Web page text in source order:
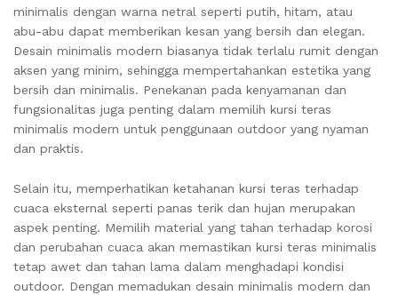
minimalis dengan warna netral seperti putih, hitam, atau
abu-abu dapat memberikan kesan yang bersih dan elegan.
Desain minimalis modern biasanya tidak terlalu rumit dengan
aksen yang minim, sehingga mempertahankan estetika yang
bersih dan minimalis. Penekanan pada kenyamanan dan
fungsionalitas juga penting dalam memilih kursi teras
minimalis modern untuk penggunaan outdoor yang nyaman
dan praktis.
Selain itu, memperhatikan ketahanan kursi teras terhadap
cuaca eksternal seperti panas terik dan hujan merupakan
aspek penting. Memilih material yang tahan terhadap korosi
dan perubahan cuaca akan memastikan kursi teras minimalis
tetap awet dan tahan lama dalam menghadapi kondisi
outdoor. Dengan memadukan desain minimalis modern dan